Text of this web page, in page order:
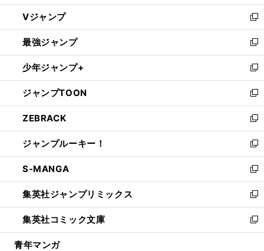
ウ
ィ
ン
ド
ウ
で
開
く
し
い
ウ
ィ
ン
ド
ウ
で
開
く
Vジャンプ
新
し
い
ウ
ィ
ン
ド
ウ
で
開
く
最強ジャンプ
新
し
い
ウ
ィ
ン
ド
ウ
で
開
く
少年ジャンプ+
新
し
い
ウ
ィ
ン
ド
ウ
で
開
く
ジャンプTOON
新
し
い
ウ
ィ
ン
ド
ウ
で
開
く
ZEBRACK
新
し
い
ウ
ィ
ン
ド
ウ
で
開
ジャンプルーキー！
新
し
い
ウ
ィ
ン
ド
ウ
S-MANGA
新
し
い
ウ
ィ
ン
集英社ジャンプリミックス
新
し
い
ウ
集英社コミック文庫
新
し
青年マンガ